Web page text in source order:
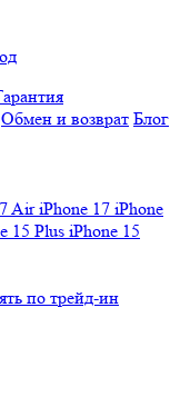
Обмен и возврат Блог
AiriPhone 17 iPhone
15 Plus iPhone 15
по трейд-ин